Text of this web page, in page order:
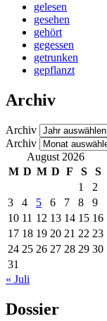
gelesen
gesehen
gehört
gegessen
getrunken
gepflanzt
Archiv
Archiv
Archiv
August 2026
M D M D F S
S
1
2
3
4 5 6 7 8
9
10 11 12 13 14 15 16
17 18 19 20 21 22 23
24 25 26 27 28 29 30
31
« Juli
Dossier